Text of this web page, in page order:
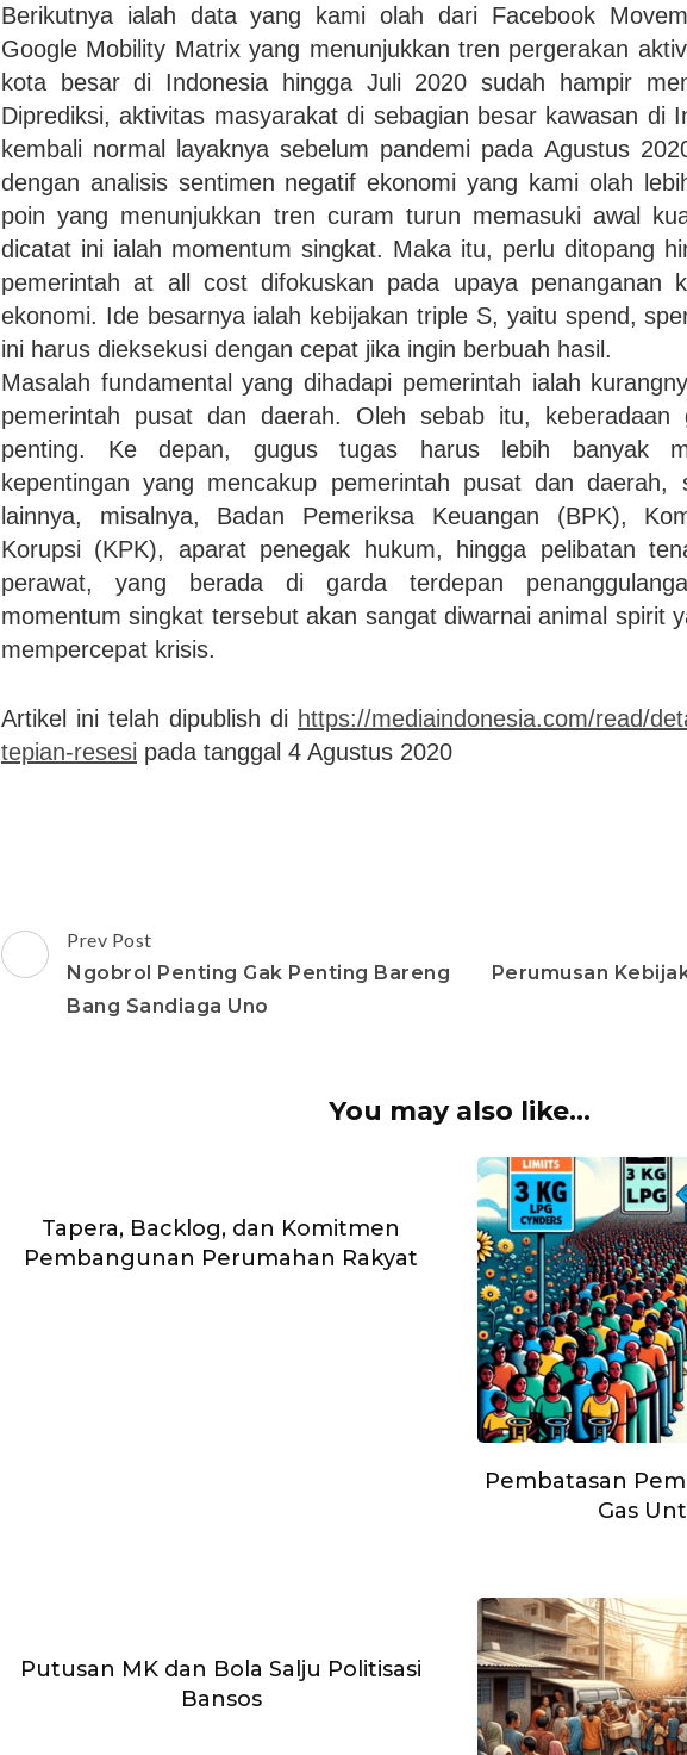
Berikutnya ialah data yang kami olah dari Facebook
Google Mobility Matrix yang menunjukkan tren pergerakan
kota besar di Indonesia hingga Juli 2020 sudah hampir
Diprediksi, aktivitas masyarakat di sebagian besar kawasan di
kembali normal layaknya sebelum pandemi pada Agustus
dengan analisis sentimen negatif ekonomi yang kami olah
poin yang menunjukkan tren curam turun memasuki awal
dicatat ini ialah momentum singkat. Maka itu, perlu ditopang
pemerintah at all cost difokuskan pada upaya penanganan
ekonomi. Ide besarnya ialah kebijakan triple S, yaitu spend,
ini harus dieksekusi dengan cepat jika ingin berbuah hasil.
Masalah fundamental yang dihadapi pemerintah ialah
pemerintah pusat dan daerah. Oleh sebab itu, keberadaan
penting. Ke depan, gugus tugas harus lebih banyak
kepentingan yang mencakup pemerintah pusat dan daerah,
lainnya, misalnya, Badan Pemeriksa Keuangan (BPK),
Korupsi (KPK), aparat penegak hukum, hingga pelibatan
perawat, yang berada di garda terdepan
momentum singkat tersebut akan sangat diwarnai animal spirit
mempercepat krisis.
Artikel ini telah dipublish di https://mediaindonesia.com/read/
tepian-resesi pada tanggal 4 Agustus 2020
Post
Navigation
Prev Post
Ngobrol Penting Gak Penting Bareng
Bang Sandiaga Uno
Perumusan
You may also like...
Tapera, Backlog, dan Komitmen
Pembangunan Perumahan Rakyat
Pembatasan
Gas
Putusan MK dan Bola Salju Politisasi
Bansos